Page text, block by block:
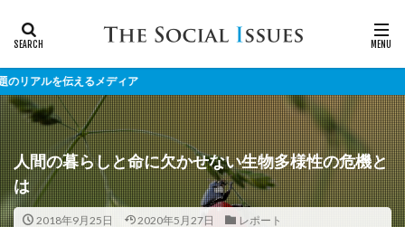
えるメディア
人間の暮らしと命に欠かせない生物多様性の危機と
は
2018年9月25日 2020年5月27日
レポート